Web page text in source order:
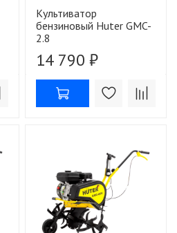
Культиватор
бензиновый Huter GMC-
2.8
14 790 ₽